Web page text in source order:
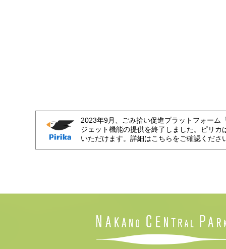
2023年9月、ごみ拾い促進プラットフォーム
ジェット機能の提供を終了しました。ピリカ
いただけます。詳細はこちらをご確認くださ